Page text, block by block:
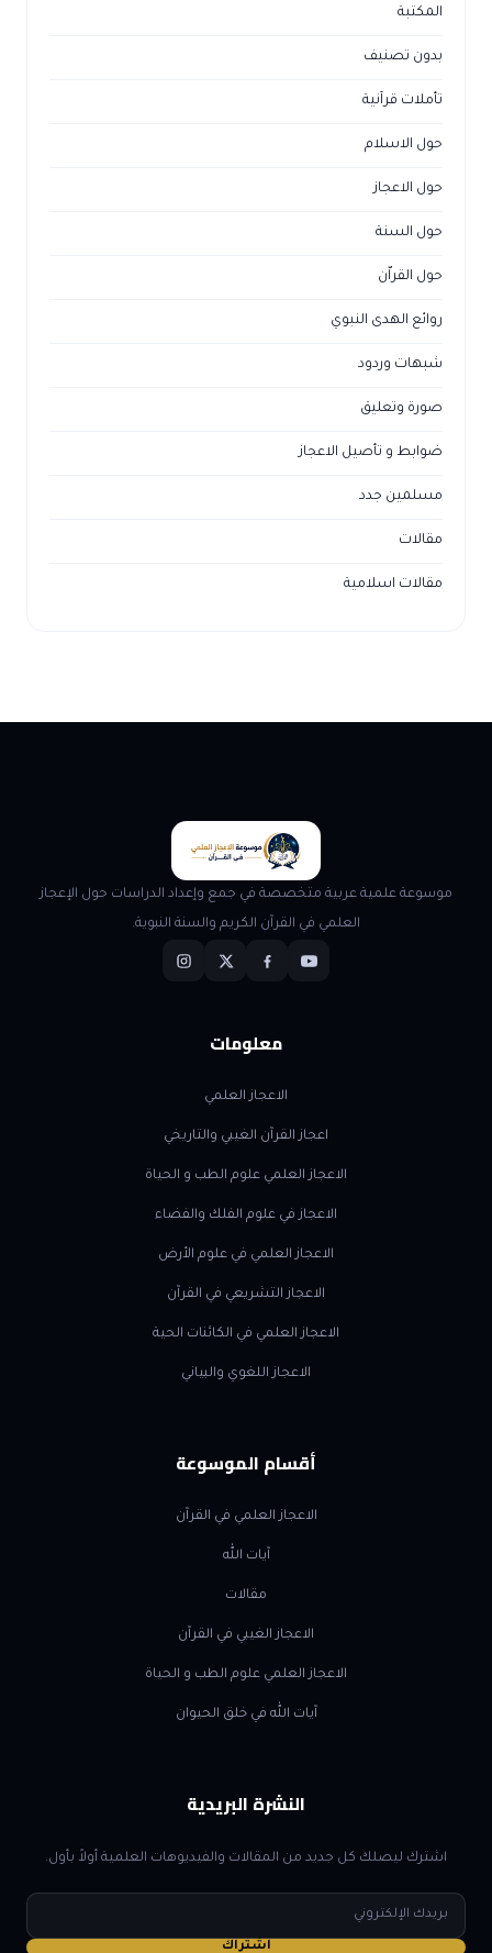
المكتبة
بدون تصنيف
تأملات قرآنية
حول الاسلام
حول الاعجاز
حول السنة
حول القراّن
روائع الهدى النبوي
شبهات وردود
صورة وتعليق
ضوابط و تأصيل الاعجاز
مسلمين جدد
مقالات
مقالات اسلامية
موسوعة علمية عربية متخصصة في جمع وإعداد الدراسات حول الإعجاز
العلمي في القرآن الكريم والسنة النبوية.
معلومات
الاعجاز العلمي
اعجاز القرآن الغيبي والتاريخي
الاعجاز العلمي علوم الطب و الحياة
الاعجاز في علوم الفلك والفضاء
الاعجاز العلمي في علوم الأرض
الاعجاز التشريعي في القرآن
الاعجاز العلمي في الكائنات الحية
الاعجاز اللغوي والبياني
أقسام الموسوعة
الاعجاز العلمي في القرآن
آيات الله
مقالات
الاعجاز الغيبي في القرآن
الاعجاز العلمي علوم الطب و الحياة
آيات الله في خلق الحيوان
النشرة البريدية
اشترك ليصلك كل جديد من المقالات والفيديوهات العلمية أولاً بأول.
البريد
الإلكتروني
اشتراك